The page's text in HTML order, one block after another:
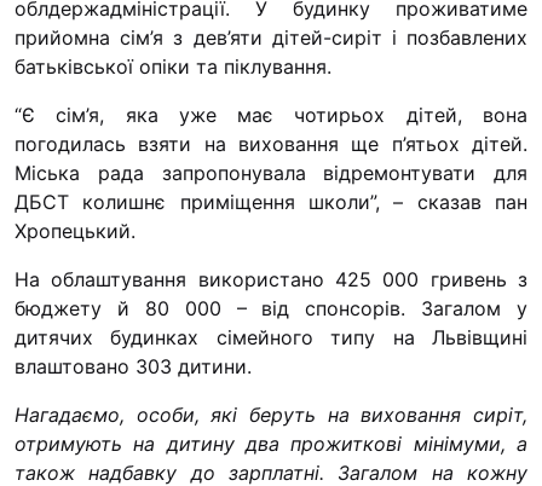
Освіта
Контакти
(096) 749 79 80
procopecj@gmail.com
облдержадміністрації. У будинку проживатиме
прийомна сім’я з дев’яти дітей-сиріт і позбавлених
батьківської опіки та піклування.
“Є сім’я, яка уже має чотирьох дітей, вона
погодилась взяти на виховання ще п’ятьох дітей.
Міська рада запропонувала відремонтувати для
ДБСТ колишнє приміщення школи”, – сказав пан
Хропецький.
На облаштування використано 425 000 гривень з
бюджету й 80 000 – від спонсорів. Загалом у
дитячих будинках сімейного типу на Львівщині
влаштовано 303 дитини.
Нагадаємо, особи, які беруть на виховання сиріт,
отримують на дитину два прожиткові мінімуми, а
також надбавку до зарплатні. Загалом на кожну